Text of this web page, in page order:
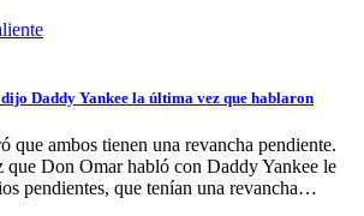
Daddy Yankee la última vez que hablaron
que ambos tienen una revancha pendiente.
Don Omar habló con Daddy Yankee le
pendientes, que tenían una revancha…